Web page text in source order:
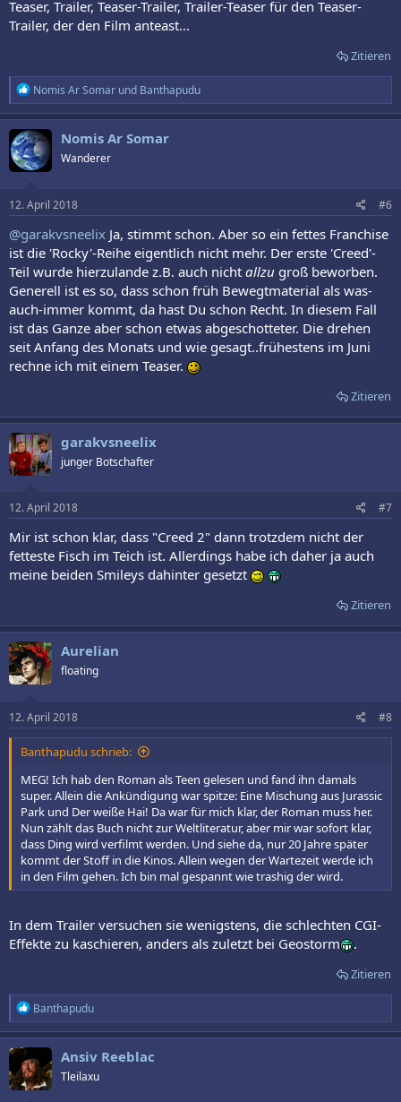
Teaser, Trailer, Teaser-Trailer, Trailer-Teaser für den Teaser-
Trailer, der den Film anteast...
Zitieren
R
e
a
k
t
i
o
e
n
:
Nomis Ar Somar und Banthapudu
Nomis Ar Somar
Wanderer
12. April 2018 #6
@garakvsneelix Ja, stimmt schon. Aber so ein fettes Franchise
ist die 'Rocky'-Reihe eigentlich nicht mehr. Der erste 'Creed'-
Teil wurde hierzulande z.B. auch nicht allzu groß beworben.
Generell ist es so, dass schon früh Bewegtmaterial als was-
auch-immer kommt, da hast Du schon Recht. In diesem Fall
ist das Ganze aber schon etwas abgeschotteter. Die drehen
seit Anfang des Monats und wie gesagt..frühestens im Juni
rechne ich mit einem Teaser.
Zitieren
garakvsneelix
junger Botschafter
12. April 2018 #7
Mir ist schon klar, dass "Creed 2" dann trotzdem nicht der
fetteste Fisch im Teich ist. Allerdings habe ich daher ja auch
meine beiden Smileys dahinter gesetzt
Zitieren
Aurelian
floating
12. April 2018 #8
Banthapudu schrieb:
MEG! Ich hab den Roman als Teen gelesen und fand ihn damals
super. Allein die Ankündigung war spitze: Eine Mischung aus Jurassic
Park und Der weiße Hai! Da war für mich klar, der Roman muss her.
Nun zählt das Buch nicht zur Weltliteratur, aber mir war sofort klar,
dass Ding wird verfilmt werden. Und siehe da, nur 20 Jahre später
kommt der Stoff in die Kinos. Allein wegen der Wartezeit werde ich
in den Film gehen. Ich bin mal gespannt wie trashig der wird.
In dem Trailer versuchen sie wenigstens, die schlechten CGI-
Effekte zu kaschieren, anders als zuletzt bei Geostorm
.
Zitieren
R
e
a
k
t
i
o
Banthapudu
Ansiv Reeblac
Tleilaxu